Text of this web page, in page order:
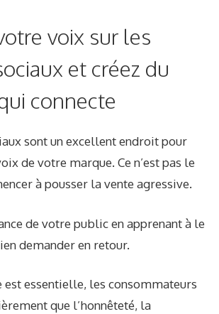
voix sur les
et créez du
connecte
sont un excellent endroit pour
de votre marque. Ce n’est pas le
à pousser la vente agressive.
de votre public en apprenant à le
demander en retour.
est essentielle, les consommateurs
que l’honnêteté, la